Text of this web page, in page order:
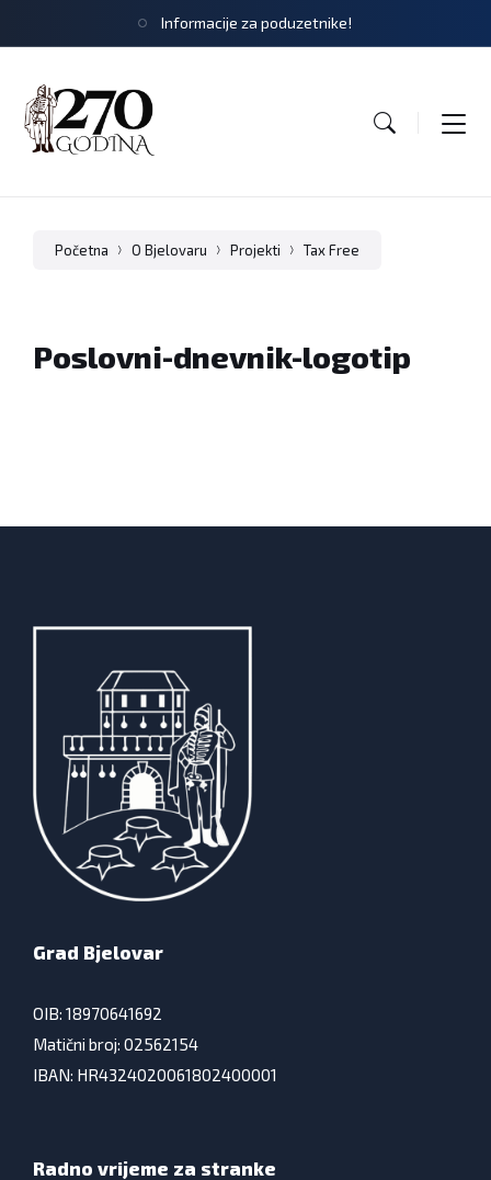
Informacije za poduzetnike!
Početna O Bjelovaru Projekti Tax Free
Poslovni-dnevnik-logotip
Grad Bjelovar
OIB: 18970641692
Matični broj: 02562154
IBAN: HR4324020061802400001
Radno vrijeme za stranke